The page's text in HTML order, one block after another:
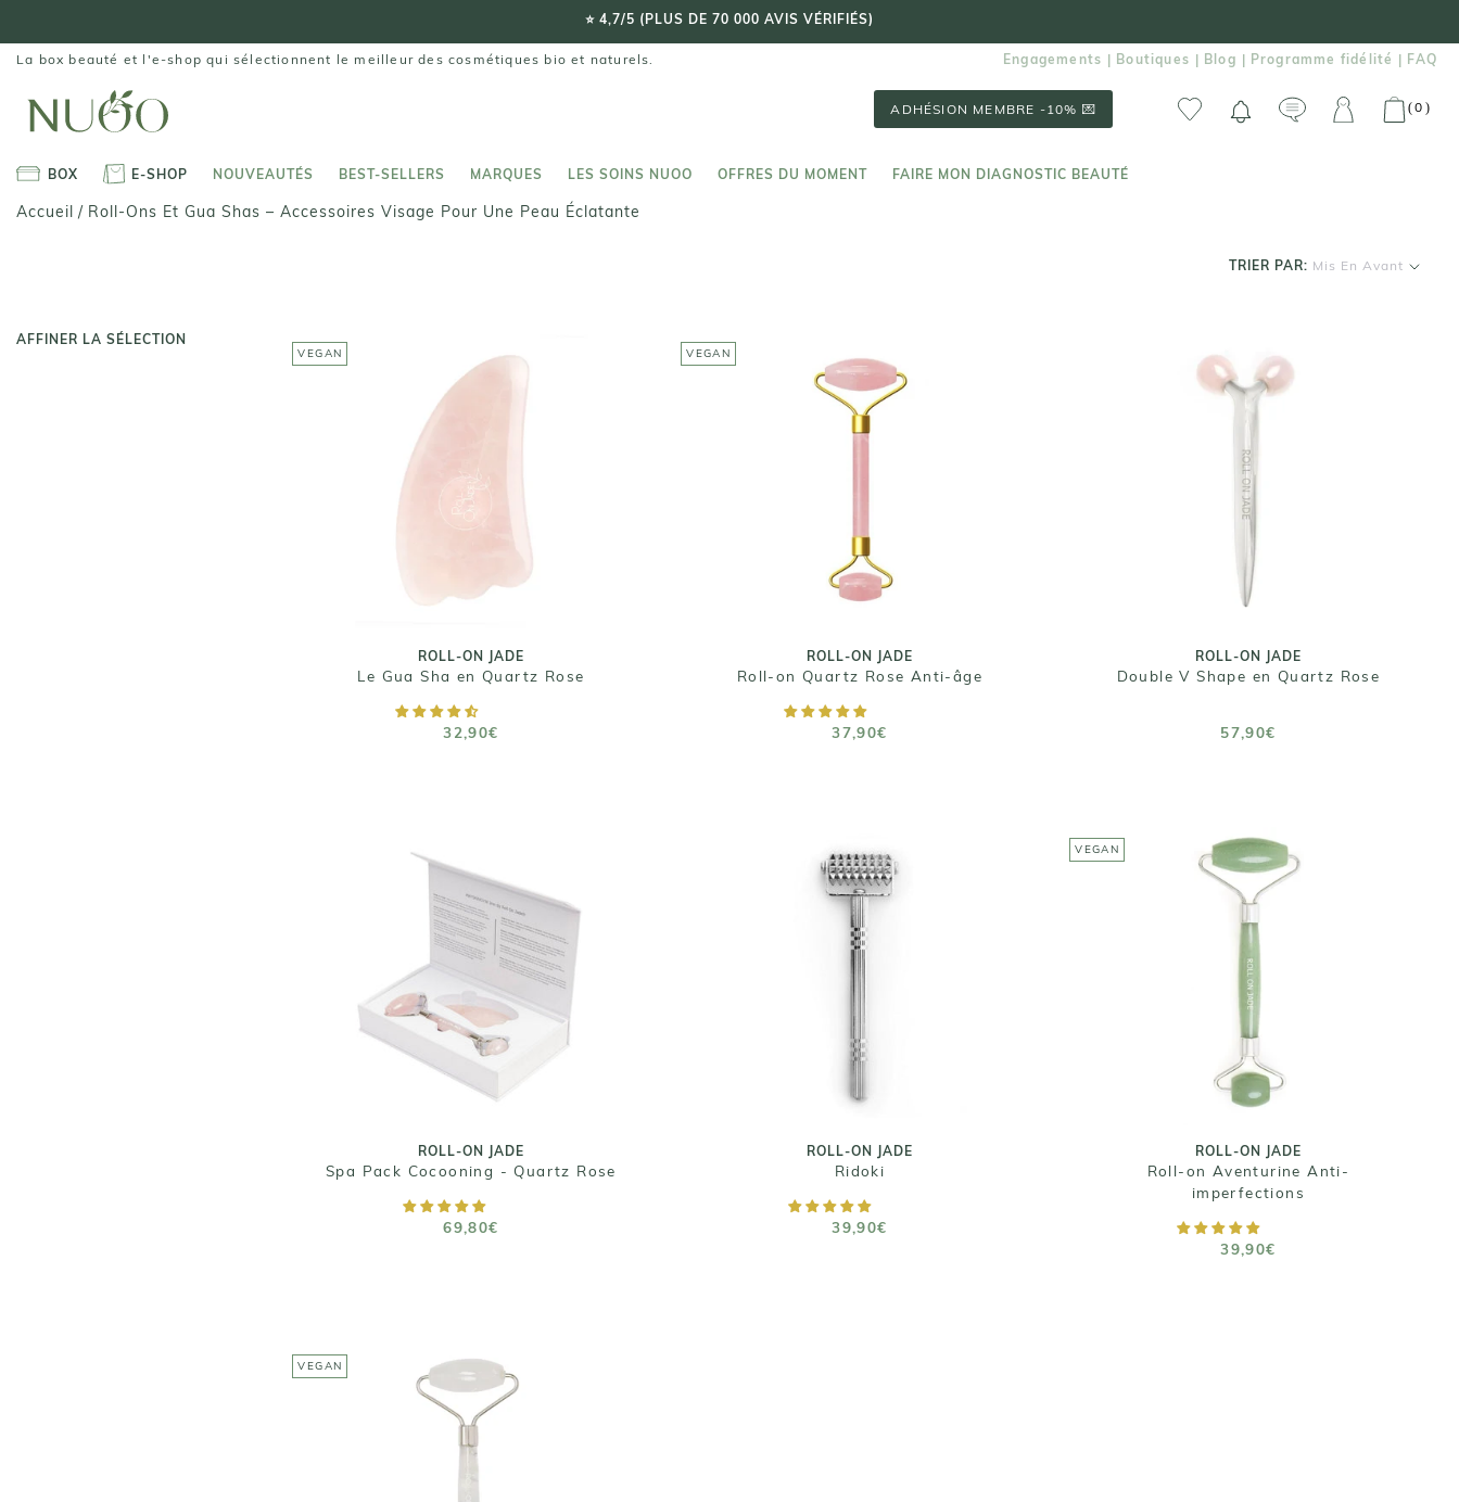
contenu
⭐️ 4,7/5 (PLUS DE 70 000 AVIS VÉRIFIÉS)
La box beauté et l'e-shop qui sélectionnent le meilleur des cosmétiques bio et naturels. Engagements | Boutiques | Blog | Programme fidélité | FAQ
BOX
E-SHOP
NOUVEAUTÉS
BEST-SELLERS
MARQUES
LES SOINS NUOO
OFFRES DU MOMENT
FAIRE MON DIAGNOSTIC BEAUTÉ
ADHÉSION MEMBRE -10% 💌 (0 )
Accueil / Roll-Ons Et Gua Shas – Accessoires Visage Pour Une Peau Éclatante
TRIER PAR: Mis En Avant
AFFINER LA SÉLECTION
VEGAN
ROLL-ON JADE
Le Gua Sha en Quartz Rose
32,90€
ROLL-ON JADE
Le Gua Sha en Quartz Rose
AJOUTER AU PANIER
VEGAN
ROLL-ON JADE
Roll-on Quartz Rose Anti-âge
37,90€
AJOUTER AU PANIER
ROLL-ON JADE
Double V Shape en Quartz Rose
57,90€
ROLL-ON JADE
Double V Shape en Quartz Rose
57,90€
Taille : 16 X 6 cm
ROLL-ON JADE
Spa Pack Cocooning - Quartz Rose
69,80€
ROLL-ON JADE
Spa Pack Cocooning - Quartz Rose
69,80€
AJOUTER AU PANIER
ROLL-ON JADE
Ridoki
39,90€
ROLL-ON JADE
Ridoki
39,90€
AJOUTER AU PANIER
VEGAN
ROLL-ON JADE
Roll-on Aventurine Anti-
imperfections
39,90€
ROLL-ON JADE
Roll-on Aventurine Anti-
imperfections
39,90€
AJOUTER AU PANIER
VEGAN